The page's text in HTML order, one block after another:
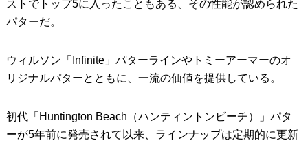
ストでトップ5に入ったこともある、その性能が認められた
パターだ。
ウィルソン「Infinite」パターラインやトミーアーマーのオ
リジナルパターとともに、一流の価値を提供している。
初代「Huntington Beach（ハンティントンビーチ）」パタ
ーが5年前に発売されて以来、ラインナップは定期的に更新